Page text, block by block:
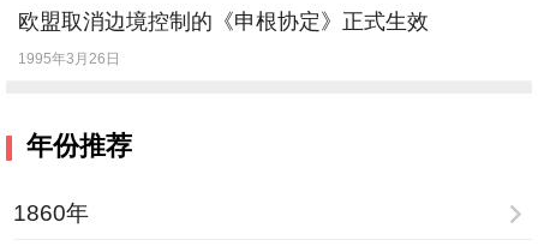
欧盟取消边境控制的《申根协定》正式生效
1995年3月26日
年份推荐
1860年